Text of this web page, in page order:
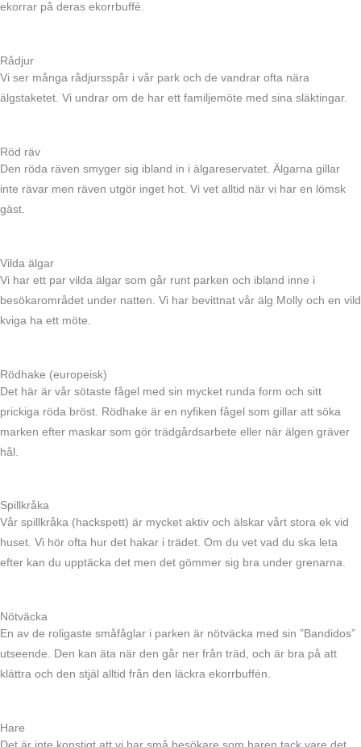
ekorrar på deras ekorrbuffé.
Rådjur
Vi ser många rådjursspår i vår park och de vandrar ofta nära
älgstaketet. Vi undrar om de har ett familjemöte med sina släktingar.
Röd räv
Den röda räven smyger sig ibland in i älgareservatet. Älgarna gillar
inte rävar men räven utgör inget hot. Vi vet alltid när vi har en lömsk
gäst.
Vilda älgar
Vi har ett par vilda älgar som går runt parken och ibland inne i
besökarområdet under natten. Vi har bevittnat vår älg Molly och en vild
kviga ha ett möte.
Rödhake (europeisk)
Det här är vår sötaste fågel med sin mycket runda form och sitt
prickiga röda bröst. Rödhake är en nyfiken fågel som gillar att söka
marken efter maskar som gör trädgårdsarbete eller när älgen gräver
hål.
Spillkråka
Vår spillkråka (hackspett) är mycket aktiv och älskar vårt stora ek vid
huset. Vi hör ofta hur det hakar i trädet. Om du vet vad du ska leta
efter kan du upptäcka det men det gömmer sig bra under grenarna.
Nötväcka
En av de roligaste småfåglar i parken är nötväcka med sin ”Bandidos”
utseende. Den kan äta när den går ner från träd, och är bra på att
klättra och den stjäl alltid från den läckra ekorrbuffén.
Hare